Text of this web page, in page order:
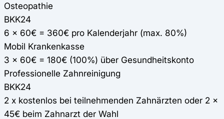
Osteopathie
BKK24
6 x 60€ = 360€ pro Kalenderjahr (max. 80%)
Mobil Krankenkasse
3 x 60€ = 180€ (100%) über Gesundheitskonto
Professionelle Zahnreinigung
BKK24
2 x kostenlos bei teilnehmenden Zahnärzten oder 2 x
45€ beim Zahnarzt der Wahl